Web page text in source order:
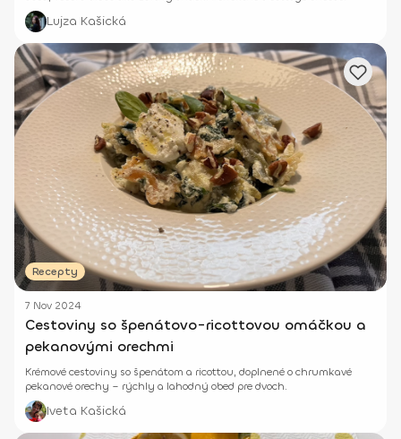
Lujza Kašická
Recepty
7 Nov 2024
Cestoviny so špenátovo-ricottovou omáčkou a
pekanovými orechmi
Krémové cestoviny so špenátom a ricottou, doplnené o chrumkavé
pekanové orechy – rýchly a lahodný obed pre dvoch.
Iveta Kašická